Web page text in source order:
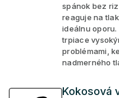
spánok bez
reaguje na
ideálnu oporu.
trpiace
problémami,
nadmerného
Kokosová